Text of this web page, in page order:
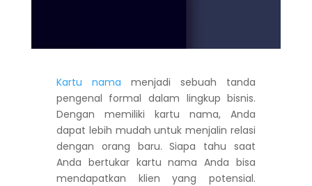
Kartu nama menjadi sebuah tanda
pengenal formal dalam lingkup bisnis.
Dengan memiliki kartu nama, Anda
dapat lebih mudah untuk menjalin relasi
dengan orang baru. Siapa tahu saat
Anda bertukar kartu nama Anda bisa
mendapatkan klien yang potensial.